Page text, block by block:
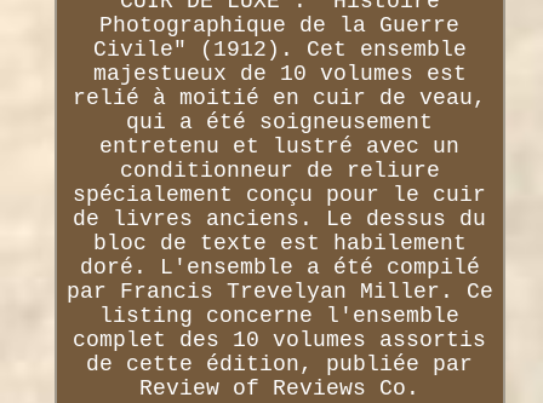
Photographique de la Guerre
Civile" (1912). Cet ensemble
majestueux de 10 volumes est
relié à moitié en cuir de veau,
qui a été soigneusement
entretenu et lustré avec un
conditionneur de reliure
spécialement conçu pour le cuir
de livres anciens. Le dessus du
bloc de texte est habilement
doré. L'ensemble a été compilé
par Francis Trevelyan Miller. Ce
listing concerne l'ensemble
complet des 10 volumes assortis
de cette édition, publiée par
Review of Reviews Co.